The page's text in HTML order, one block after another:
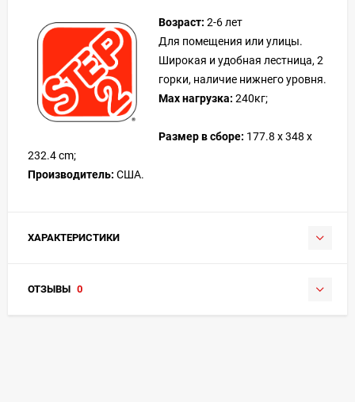
Возраст: 2-6 лет
Для помещения или улицы.
Широкая и удобная лестница, 2
горки, наличие нижнего уровня.
Max нагрузка: 240кг;
Размер в сборе: 177.8 x 348 x
232.4 cm;
Производитель: США.
ХАРАКТЕРИСТИКИ
ОТЗЫВЫ 0